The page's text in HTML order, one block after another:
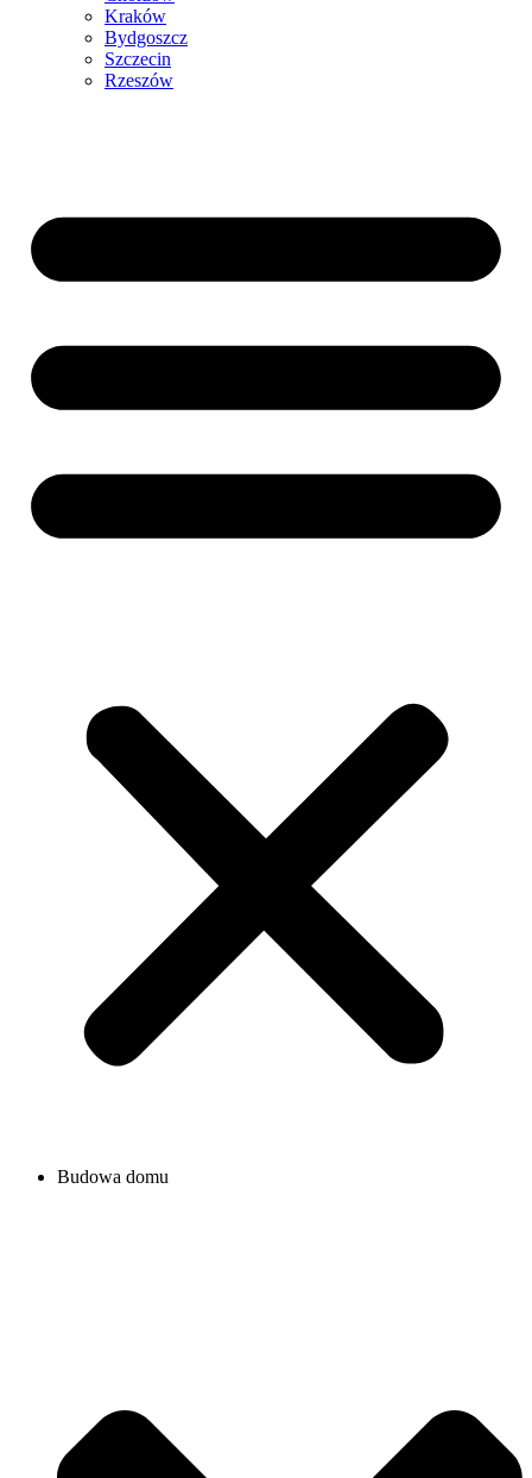
Kraków
Bydgoszcz
Szczecin
Rzeszów
Budowa domu